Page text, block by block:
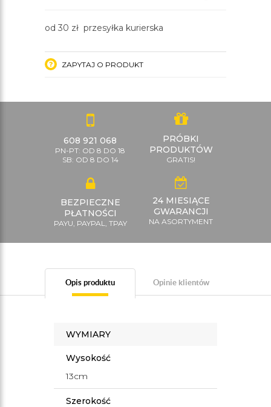
od 30 zł przesyłka kurierska
ZAPYTAJ O PRODUKT
608 921 068
PN-PT: OD 8 DO 18
SB: OD 8 DO 14
PRÓBKI
PRODUKTÓW
GRATIS!
BEZPIECZNE
PŁATNOŚCI
PAYU, PAYPAL, TPAY
24 MIESIĄCE
GWARANCJI
NA ASORTYMENT
Opis produktu Opinie klientów
WYMIARY
Wysokość
13cm
Szerokość